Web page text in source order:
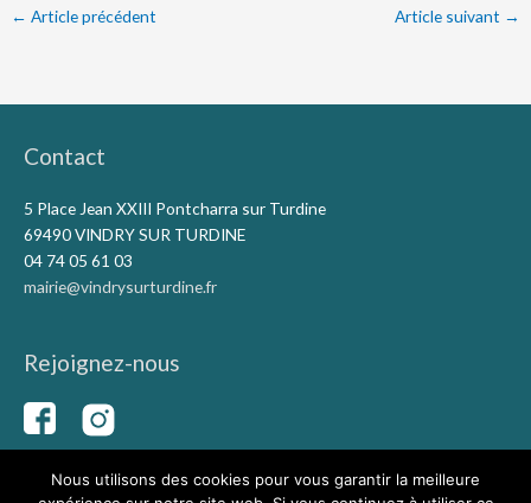
← Article précédent Article suivant →
Contact
5 Place Jean XXIII Pontcharra sur Turdine
69490 VINDRY SUR TURDINE
04 74 05 61 03
mairie@vindrysurturdine.fr
Rejoignez-nous
Nous utilisons des cookies pour vous garantir la meilleure